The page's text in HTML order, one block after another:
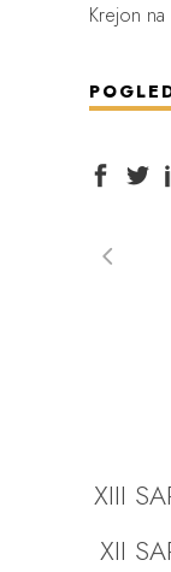
Krejon
XIII
XII